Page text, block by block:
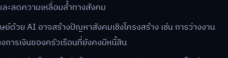
ะลดความเหลื่อมล้ำทางสังคม
ด้วย AI อาจสร้างปัญหาสังคมเชิงโครงสร้าง เช่น การว่างงาน
การเงินของครัวเรือนที่ยังคงมีหนี้สิน